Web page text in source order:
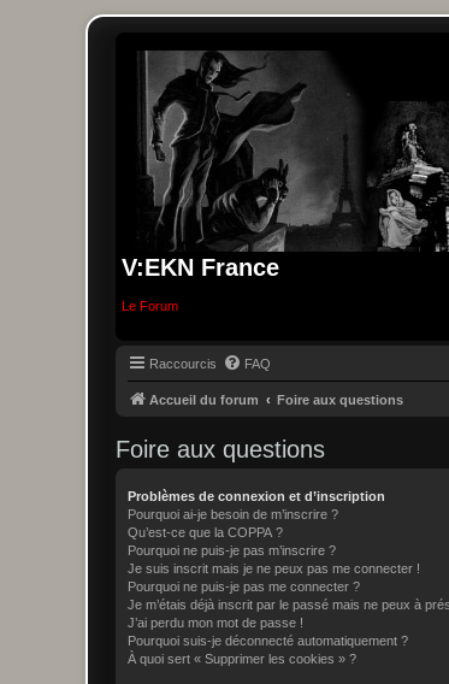
V:EKN France
Le Forum
Raccourcis FAQ
Accueil du forum Foire aux questions
Foire aux questions
Problèmes de connexion et d’inscription
Pourquoi ai-je besoin de m’inscrire ?
Qu’est-ce que la COPPA ?
Pourquoi ne puis-je pas m’inscrire ?
Je suis inscrit mais je ne peux pas me connecter !
Pourquoi ne puis-je pas me connecter ?
Je m’étais déjà inscrit par le passé mais ne peux à
J’ai perdu mon mot de passe !
Pourquoi suis-je déconnecté automatiquement ?
À quoi sert « Supprimer les cookies » ?